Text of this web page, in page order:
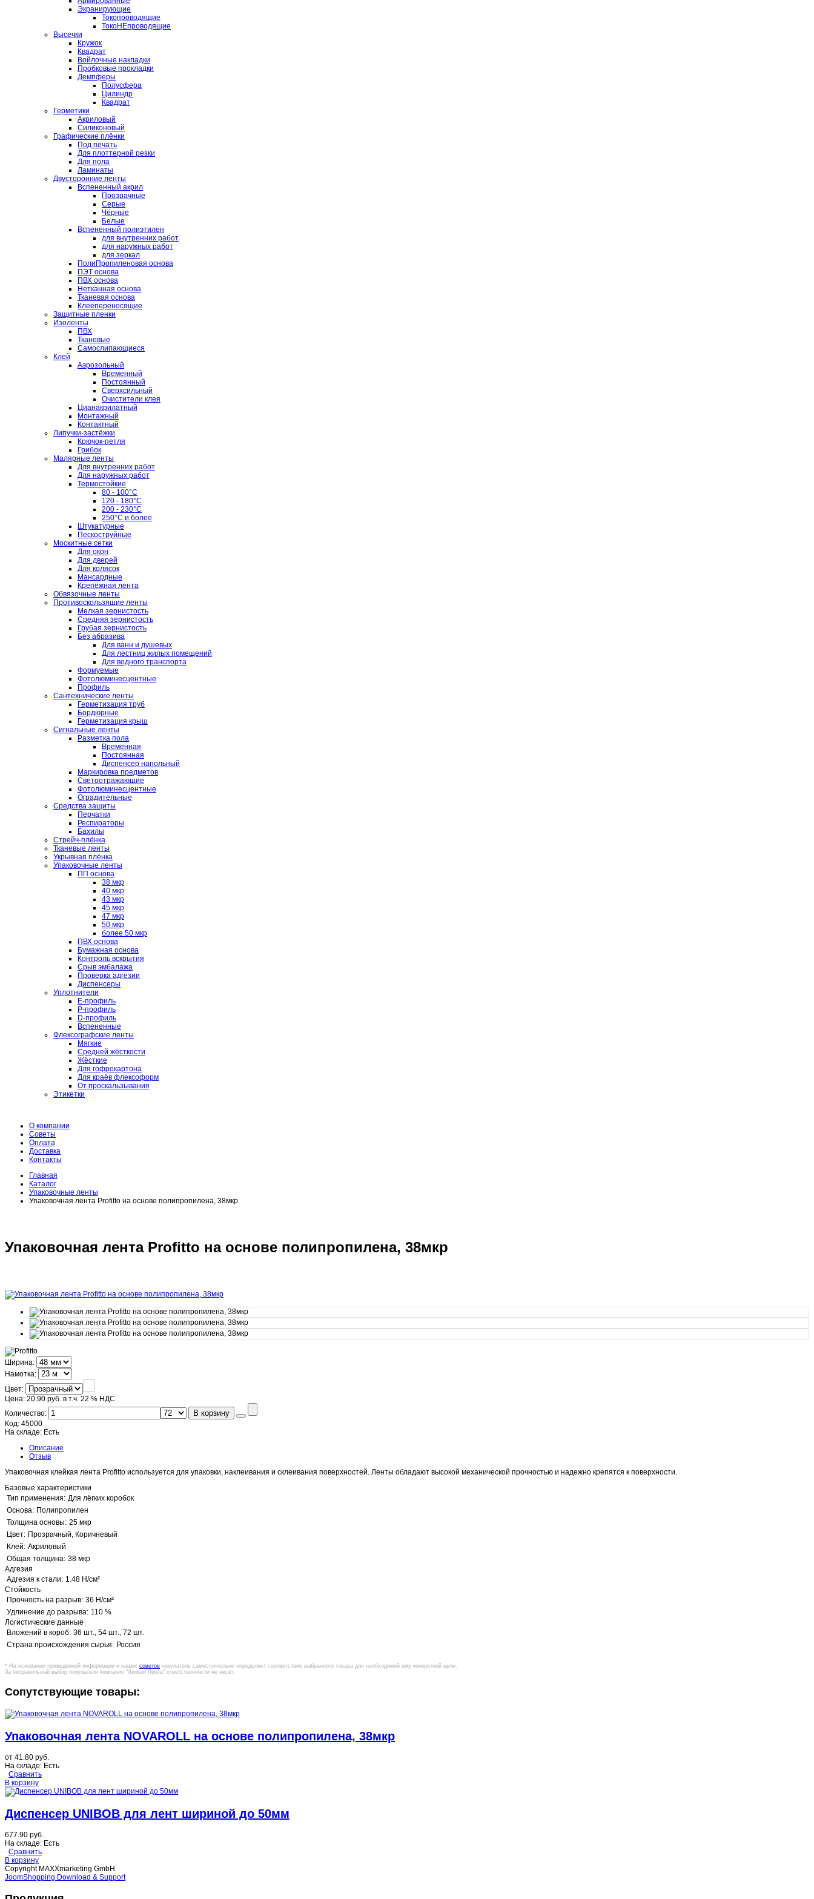
Экранирующие
Токопроводящие
ТокоНЕпроводящие
Высечки
Кружок
Квадрат
Войлочные накладки
Пробковые прокладки
Демпферы
Полусфера
Цилиндр
Квадрат
Герметики
Акриловый
Силиконовый
Графические плёнки
Под печать
Для плоттерной резки
Для пола
Ламинаты
Двусторонние ленты
Вспененный акрил
Прозрачные
Серые
Чёрные
Белые
Вспененный полиэтилен
для внутренних работ
для наружных работ
для зеркал
ПолиПропиленовая основа
ПЭТ основа
ПВХ основа
Нетканная основа
Тканевая основа
Клеепереносящие
Защитные пленки
Изоленты
ПВХ
Тканевые
Самослипающиеся
Клей
Аэрозольный
Временный
Постоянный
Сверхсильный
Очистители клея
Цианакрилатный
Монтажный
Контактный
Липучки-застёжки
Крючок-петля
Грибок
Малярные ленты
Для внутренних работ
Для наружных работ
Термостойкие
80 - 100°C
120 - 180°C
200 - 230°C
250°C и более
Штукатурные
Пескоструйные
Москитные сетки
Для окон
Для дверей
Для колясок
Мансардные
Крепёжная лента
Обвязочные ленты
Противоскользящие ленты
Мелкая зернистость
Средняя зернистость
Грубая зернистость
Без абразива
Для ванн и душевых
Для лестниц жилых помещений
Для водного транспорта
Формуемые
Фотолюминесцентные
Профиль
Сантехнические ленты
Герметизация труб
Бордюрные
Герметизация крыш
Сигнальные ленты
Разметка пола
Временная
Постоянная
Диспенсер напольный
Маркировка предметов
Светоотражающие
Фотолюминесцентные
Оградительные
Средства защиты
Перчатки
Респираторы
Бахилы
Стрейч-плёнка
Тканевые ленты
Укрывная плёнка
Упаковочные ленты
ПП основа
38 мкр
40 мкр
43 мкр
45 мкр
47 мкр
50 мкр
более 50 мкр
ПВХ основа
Бумажная основа
Контроль вскрытия
Срыв эмбалажа
Проверка адгезии
Диспенсеры
Уплотнители
E-профиль
P-профиль
D-профиль
Вспененные
Флексографские ленты
Мягкие
Средней жёсткости
Жёсткие
Для гофрокартона
Для краёв флексоформ
От проскальзывания
Этикетки
О компании
Советы
Оплата
Доставка
Контакты
Главная
Каталог
Упаковочные ленты
Упаковочная лента Profitto на основе полипропилена, 38мкр
Упаковочная лента Profitto на основе полипропилена, 38мкр
Ширина:
Намотка:
Цвет:
Цена: 20.90 руб. в т.ч. 22 % НДС
Количество:
В корзину
Код: 45000
На складе: Есть
Описание
Отзыв
Упаковочная клейкая лента Profitto используется для упаковки, наклеивания и склеивания поверхностей. Ленты обладают высокой механической прочностью и надежно крепятся к поверхности.
Базовые характеристики
Тип применения: Для лёгких коробок
Основа: Полипропилен
Толщина основы: 25 мкр
Цвет: Прозрачный, Коричневый
Клей: Акриловый
Общая толщина: 38 мкр
Адгезия
Адгезия к стали: 1.48 Н/см²
Стойкость
Прочность на разрыв: 36 Н/см²
Удлинение до разрыва: 110 %
Логистические данные
Вложений в короб: 36 шт., 54 шт., 72 шт.
Страна происхождения сырья: Россия
* На основании приведенной информации и наших советов покупатель самостоятельно определяет соответствие выбранного товара для необходимой ему конкретной цели.
За неправильный выбор покупателя компания "Липкая Лента" ответственности не несёт.
Сопутствующие товары:
Упаковочная лента NOVAROLL на основе полипропилена, 38мкр
от 41.80 руб.
На складе: Есть
Сравнить
В корзину
Диспенсер UNIBOB для лент шириной до 50мм
677.90 руб.
На складе: Есть
Сравнить
В корзину
Copyright MAXXmarketing GmbH
JoomShopping Download & Support